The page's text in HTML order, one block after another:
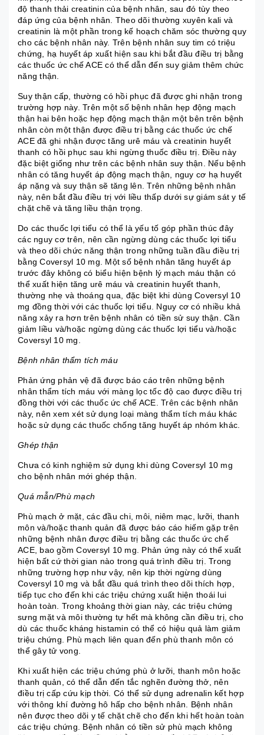
độ thanh thải creatinin của bệnh nhân, sau đó tùy theo
đáp ứng của bệnh nhân. Theo dõi thường xuyên kali và
creatinin là một phần trong kế hoạch chăm sóc thường quy
cho các bệnh nhân này. Trên bệnh nhân suy tim có triệu
chứng, hạ huyết áp xuất hiện sau khi bắt đầu điều trị bằng
các thuốc ức chế ACE có thể dẫn đến suy giảm thêm chức
năng thận.
Suy thận cấp, thường có hồi phục đã được ghi nhận trong
trường hợp này. Trên một số bệnh nhân hẹp động mạch
thận hai bên hoặc hẹp động mạch thận một bên trên bệnh
nhân còn một thận được điều trị bằng các thuốc ức chế
ACE đã ghi nhận được tăng urê máu và creatinin huyết
thanh có hồi phục sau khi ngừng thuốc điều trị. Điều này
đặc biệt giống như trên các bệnh nhân suy thận. Nếu bệnh
nhân có tăng huyết áp động mạch thận, nguy cơ hạ huyết
áp nặng và suy thận sẽ tăng lên. Trên những bệnh nhân
này, nên bắt đầu điều trị với liều thấp dưới sự giám sát y tế
chặt chẽ và tăng liều thận trọng.
Do các thuốc lợi tiểu có thể là yếu tố góp phần thúc đây
các nguy cơ trên, nên cần ngừng dùng các thuốc lợi tiểu
và theo dõi chức năng thận trong những tuần đầu điều trị
bằng Coversyl 10 mg. Một số bệnh nhân tăng huyết áp
trước đây không có biểu hiện bệnh lý mạch máu thận có
thể xuất hiện tăng urê máu và creatinin huyết thanh,
thường nhẹ và thoáng qua, đặc biệt khi dùng Coversyl 10
mg đồng thời với các thuốc lợi tiểu. Nguy cơ có nhiều khả
năng xảy ra hơn trên bệnh nhân có tiền sử suy thận. Cần
giảm liều và/hoặc ngừng dùng các thuốc lợi tiểu và/hoặc
Coversyl 10 mg.
Bệnh nhân thẩm tích máu
Phản ứng phản vệ đã được báo cáo trên những bệnh
nhân thẩm tích máu với màng lọc tốc độ cao được điều trị
đồng thời với các thuốc ức chế ACE. Trên các bệnh nhân
này, nên xem xét sử dụng loại màng thẩm tích máu khác
hoặc sử dụng các thuốc chống tăng huyết áp nhóm khác.
Ghép thận
Chưa có kinh nghiệm sử dụng khi dùng Coversyl 10 mg
cho bệnh nhân mới ghép thận.
Quá mẫn/Phù mạch
Phù mạch ở mặt, các đầu chi, môi, niêm mạc, lưỡi, thanh
môn và/hoặc thanh quản đã được báo cáo hiếm gặp trên
những bệnh nhân được điều trị bằng các thuốc ức chế
ACE, bao gồm Coversyl 10 mg. Phản ứng này có thể xuất
hiện bất cứ thời gian nào trong quá trình điều trị. Trong
những trường hợp như vậy, nên kịp thời ngừng dùng
Coversyl 10 mg và bắt đầu quá trình theo dõi thích hợp,
tiếp tục cho đến khi các triệu chứng xuất hiện thoái lui
hoàn toàn. Trong khoảng thời gian này, các triệu chứng
sưng mặt và môi thường tự hết mà không cần điều trị, cho
dù các thuốc kháng histamin có thể có hiệu quả làm giảm
triệu chứng. Phù mạch liên quan đến phù thanh môn có
thể gây tử vong.
Khi xuất hiện các triệu chứng phù ở lưỡi, thanh môn hoặc
thanh quản, có thể dẫn đến tắc nghẽn đường thở, nên
điều trị cấp cứu kịp thời. Có thể sử dụng adrenalin kết hợp
với thông khí đường hô hấp cho bệnh nhân. Bệnh nhân
nên được theo dõi y tế chặt chẽ cho đến khi hết hoàn toàn
các triệu chứng. Bệnh nhân có tiền sử phù mạch không